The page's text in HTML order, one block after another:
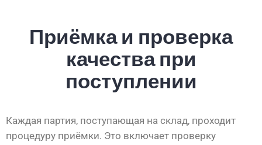
Приёмка и проверка
качества при
поступлении
Каждая партия, поступающая на склад, проходит
процедуру приёмки. Это включает проверку